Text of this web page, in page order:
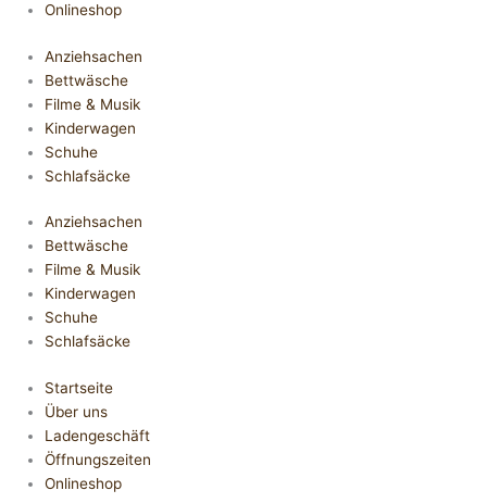
Onlineshop
Anziehsachen
Bettwäsche
Filme & Musik
Kinderwagen
Schuhe
Schlafsäcke
Anziehsachen
Bettwäsche
Filme & Musik
Kinderwagen
Schuhe
Schlafsäcke
Startseite
Über uns
Ladengeschäft
Öffnungszeiten
Onlineshop